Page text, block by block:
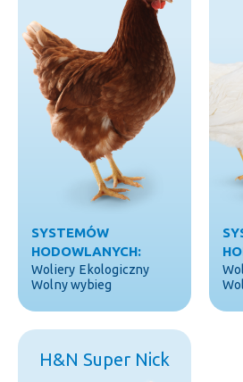
SYSTEMÓW
HODOWLANYCH:
Woliery Ekologiczny
Wolny wybieg
H&N Super Nick